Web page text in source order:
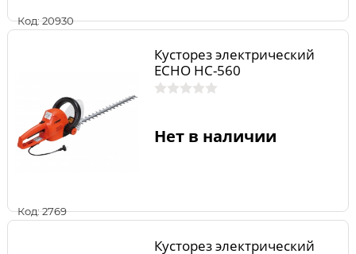
Код: 20930
Код: 2769
Кусторез электрический
ECHO HC-560
Нет в наличии
Кусторез электрический